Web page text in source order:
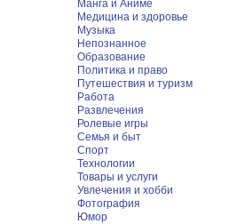
Манга и Аниме
Медицина и здоровье
Музыка
Непознанное
Образование
Политика и право
Путешествия и туризм
Работа
Развлечения
Ролевые игры
Семья и быт
Спорт
Технологии
Товары и услуги
Увлечения и хобби
Фотография
Юмор